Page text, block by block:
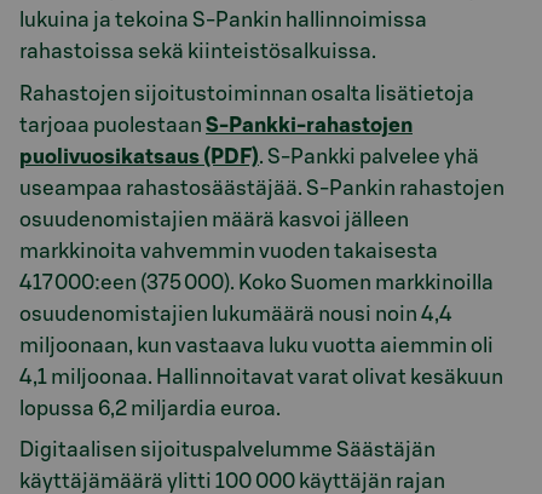
lukuina ja tekoina S-Pankin hallinnoimissa
rahastoissa sekä kiinteistösalkuissa.
Rahastojen sijoitustoiminnan osalta lisätietoja
tarjoaa puolestaan S-Pankki-rahastojen
puolivuosikatsaus (PDF). S-Pankki palvelee yhä
useampaa rahastosäästäjää. S-Pankin rahastojen
osuudenomistajien määrä kasvoi jälleen
markkinoita vahvemmin vuoden takaisesta
417 000:een (375 000). Koko Suomen markkinoilla
osuudenomistajien lukumäärä nousi noin 4,4
miljoonaan, kun vastaava luku vuotta aiemmin oli
4,1 miljoonaa. Hallinnoitavat varat olivat kesäkuun
lopussa 6,2 miljardia euroa.
Digitaalisen sijoituspalvelumme Säästäjän
käyttäjämäärä ylitti 100 000 käyttäjän rajan